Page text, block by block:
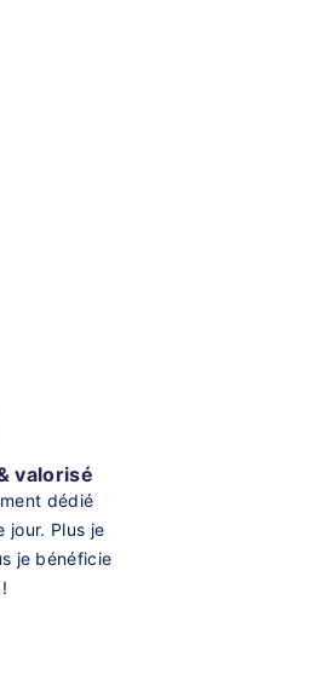
valorisé
dédié
jour. Plus je
je bénéficie